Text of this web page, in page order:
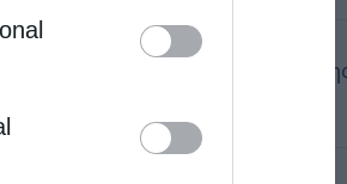
Η “Κιβωτός